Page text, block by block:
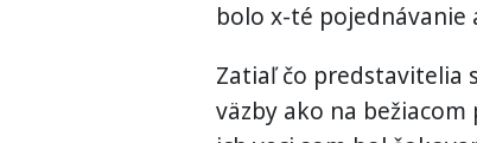
bolo x-té pojednávanie
Zatiaľ čo predstavitelia
väzby ako na bežiacom